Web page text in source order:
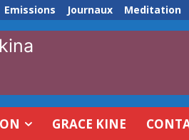
Emissions Journaux Meditation
GRACE KINE